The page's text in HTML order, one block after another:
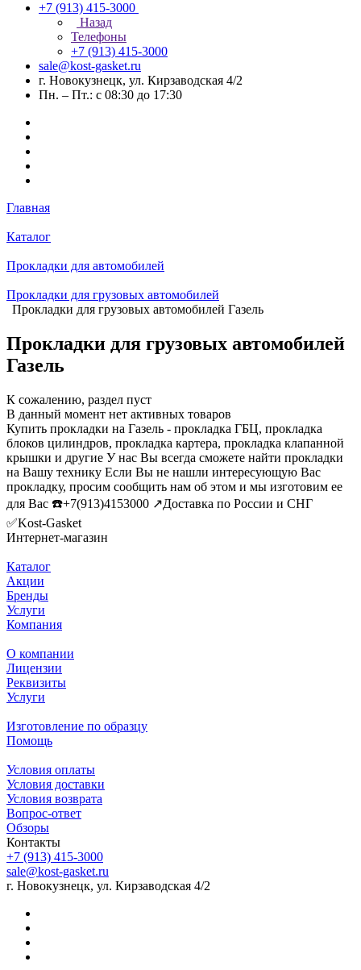
+7 (913) 415-3000
Назад
Телефоны
+7 (913) 415-3000
sale@kost-gasket.ru
г. Новокузнецк, ул. Кирзаводская 4/2
Пн. – Пт.: с 08:30 до 17:30
Главная
Каталог
Прокладки для автомобилей
Прокладки для грузовых автомобилей
Прокладки для грузовых автомобилей Газель
Прокладки для грузовых автомобилей
Газель
К сожалению, раздел пуст
В данный момент нет активных товаров
Купить прокладки на Газель - прокладка ГБЦ, прокладка
блоков цилиндров, прокладка картера, прокладка клапанной
крышки и другие У нас Вы всегда сможете найти прокладки
на Вашу технику Если Вы не нашли интересующую Вас
прокладку, просим сообщить нам об этом и мы изготовим ее
для Вас ☎️+7(913)4153000 ↗️Доставка по России и СНГ
✅Kost-Gasket
Интернет-магазин
Каталог
Акции
Бренды
Услуги
Компания
О компании
Лицензии
Реквизиты
Услуги
Изготовление по образцу
Помощь
Условия оплаты
Условия доставки
Условия возврата
Вопрос-ответ
Обзоры
Контакты
+7 (913) 415-3000
sale@kost-gasket.ru
г. Новокузнецк, ул. Кирзаводская 4/2